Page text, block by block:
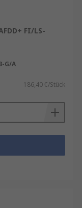
FI/LS-
G/A
186,40 €/Stück